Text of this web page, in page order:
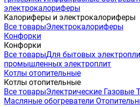
электрокалориферы
Калориферы и электрокалориферы
Все товарыЭлектрокалориферы
Конфорки
Конфорки
Все товарыДля бытовых
промышленных электроплит
Котлы отопительные
Котлы отопительные
Все товарыЭлектрические Газовые
Масляные обогреватели